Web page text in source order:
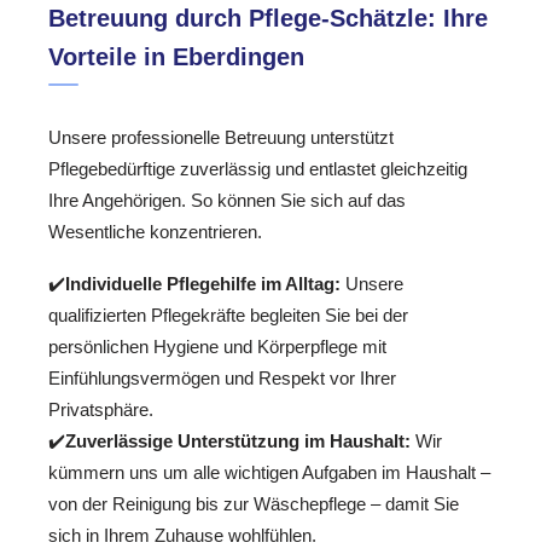
Betreuung durch Pflege-Schätzle: Ihre
Vorteile in Eberdingen
Unsere professionelle Betreuung unterstützt
Pflegebedürftige zuverlässig und entlastet gleichzeitig
Ihre Angehörigen. So können Sie sich auf das
Wesentliche konzentrieren.
✔️Individuelle Pflegehilfe im Alltag: Unsere
qualifizierten Pflegekräfte begleiten Sie bei der
persönlichen Hygiene und Körperpflege mit
Einfühlungsvermögen und Respekt vor Ihrer
Privatsphäre.
✔️Zuverlässige Unterstützung im Haushalt: Wir
kümmern uns um alle wichtigen Aufgaben im Haushalt –
von der Reinigung bis zur Wäschepflege – damit Sie
sich in Ihrem Zuhause wohlfühlen.